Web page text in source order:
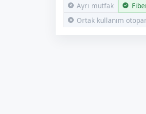
Ayrı mutfak
Ortak kullanım